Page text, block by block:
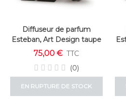
Diffuseur de parfum
Esteban, Art Design taupe
75,00 € TTC
(0)
EN RUPTURE DE STOCK